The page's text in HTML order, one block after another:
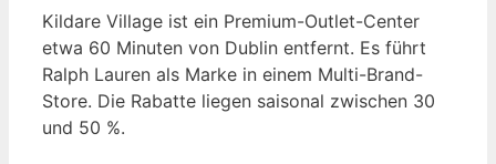
Kildare Village ist ein Premium-Outlet-Center
etwa 60 Minuten von Dublin entfernt. Es führt
Ralph Lauren als Marke in einem Multi-Brand-
Store. Die Rabatte liegen saisonal zwischen 30
und 50 %.